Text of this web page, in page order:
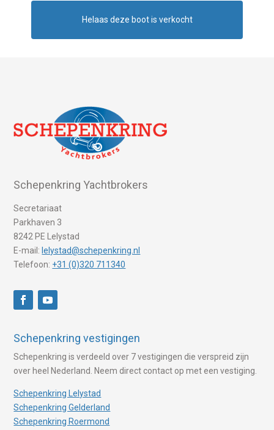
Helaas deze boot is verkocht
Schepenkring Yachtbrokers
Secretariaat
Parkhaven 3
8242 PE Lelystad
E-mail: lelystad@schepenkring.nl
Telefoon: +31 (0)320 711340
Schepenkring vestigingen
Schepenkring is verdeeld over 7 vestigingen die verspreid zijn
over heel Nederland. Neem direct contact op met een vestiging.
Schepenkring Lelystad
Schepenkring Gelderland
Schepenkring Roermond